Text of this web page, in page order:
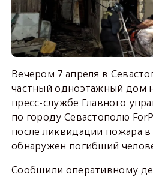
Вечером 7 апреля в
частный одноэтажный дом
пресс-службе Главного
по городу Севастополю
после ликвидации пожара
обнаружен погибший
Сообщили оперативному